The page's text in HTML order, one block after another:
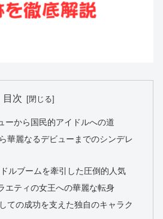
目次
ーから国民的アイドルへの道
華麗なるデビューまでのシンデレ
ルブームを牽引した圧倒的人気
エティの女王への華麗な転身
ての成功を支えた独自のキャラク